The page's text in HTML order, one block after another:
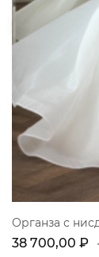
Органза с
38 700,00 ₽